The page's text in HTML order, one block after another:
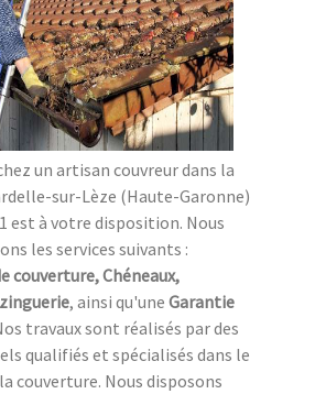
un artisan couvreur dans la
sur-Lèze (Haute-Garonne)
est à votre disposition. Nous
les services suivants :
couverture, Chéneaux,
, ainsi qu'une Garantie
travaux sont réalisés par des
qualifiés et spécialisés dans le
couverture. Nous disposons